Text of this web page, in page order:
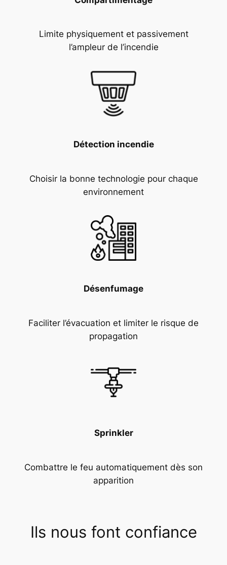
Limite physiquement et passivement
l’ampleur de l’incendie
Détection incendie
Choisir la bonne technologie pour chaque
environnement
Désenfumage
Faciliter l’évacuation et limiter le risque de
propagation
Sprinkler
Combattre le feu automatiquement dès son
apparition
Ils nous font confiance